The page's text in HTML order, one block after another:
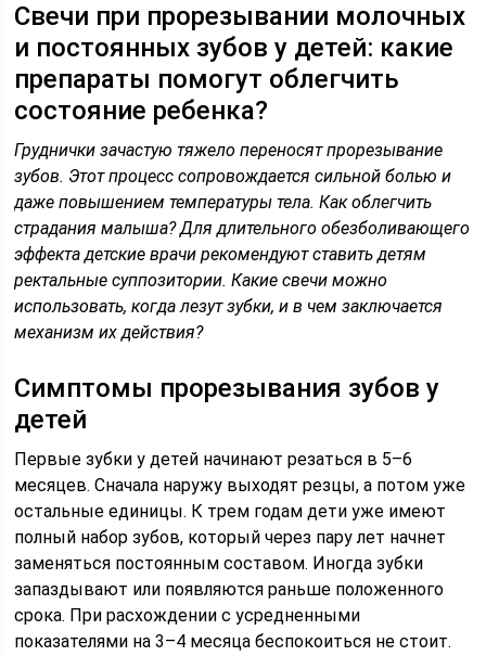
Свечи при прорезывании молочных
и постоянных зубов у детей: какие
препараты помогут облегчить
состояние ребенка?
Груднички зачастую тяжело переносят прорезывание
зубов. Этот процесс сопровождается сильной болью и
даже повышением температуры тела. Как облегчить
страдания малыша? Для длительного обезболивающего
эффекта детские врачи рекомендуют ставить детям
ректальные суппозитории. Какие свечи можно
использовать, когда лезут зубки, и в чем заключается
механизм их действия?
Симптомы прорезывания зубов у
детей
Первые зубки у детей начинают резаться в 5–6
месяцев. Сначала наружу выходят резцы, а потом уже
остальные единицы. К трем годам дети уже имеют
полный набор зубов, который через пару лет начнет
заменяться постоянным составом. Иногда зубки
запаздывают или появляются раньше положенного
срока. При расхождении с усредненными
показателями на 3–4 месяца беспокоиться не стоит.